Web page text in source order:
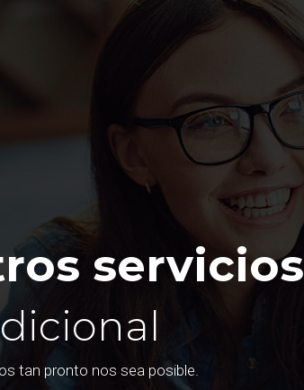
servicios
tan pronto nos sea posible.